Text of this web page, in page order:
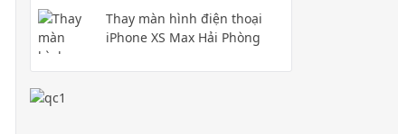
Thay màn hình điện thoại
iPhone XS Max Hải Phòng